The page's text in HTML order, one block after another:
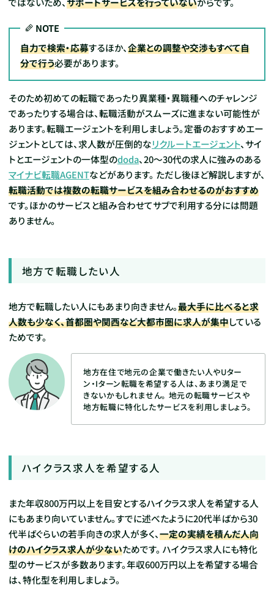
NOTE
自力で検索・応募するほか、企業との調整や交渉もすべて自
分で行う必要があります。
そのため初めての転職であったり異業種・異職種へのチャレンジ
であったりする場合は、転職活動がスムーズに進まない可能性が
あります。転職エージェントを利用しましょう。定番のおすすめエー
ジェントとしては、求人数が圧倒的なリクルートエージェント、サイ
トとエージェントの一体型のdoda、20～30代の求人に強みのある
マイナビ転職AGENTなどがあります。 ただし後ほど解説しますが、
転職活動では複数の転職サービスを組み合わせるのがおすすめ
です。ほかのサービスと組み合わせてサブで利用する分には問題
ありません。
地方で転職したい人
地方で転職したい人にもあまり向きません。最大手に比べると求
人数も少なく、首都圏や関西など大都市圏に求人が集中している
ためです。
地方在住で地元の企業で働きたい人やUター
ン・Iターン転職を希望する人は、あまり満足で
きないかもしれません。 地元の転職サービスや
地方転職に特化したサービスを利用しましょう。
ハイクラス求人を希望する人
また年収800万円以上を目安とするハイクラス求人を希望する人
にもあまり向いていません。すでに述べたように20代半ばから30
代半ばぐらいの若手向きの求人が多く、一定の実績を積んだ人向
けのハイクラス求人が少ないためです。 ハイクラス求人にも特化
型のサービスが多数あります。年収600万円以上を希望する場合
は、特化型を利用しましょう。